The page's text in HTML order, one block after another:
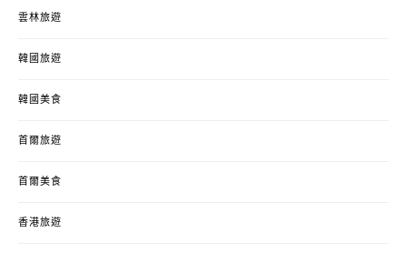
雲林旅遊
韓國旅遊
韓國美食
首爾旅遊
首爾美食
香港旅遊